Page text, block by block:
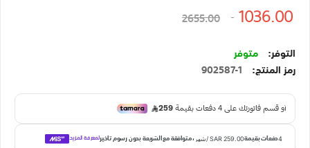
1036.00
2655.00
متوفر
رمز المنتج
902587-1